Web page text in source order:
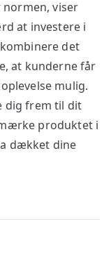
viser
at investere i
det
at kunderne får
mulig.
dig frem til dit
produktet i
dækket dine